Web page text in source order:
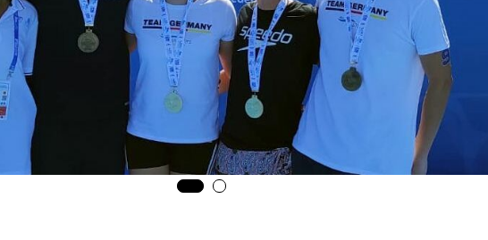
Schwimmsport
Schwimmen
Freiwasserschwimmen
Wasserspringen
Wasserball
Synchronschwimmen
Masterssport